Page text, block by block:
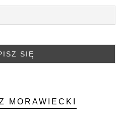
MORAWIECKI